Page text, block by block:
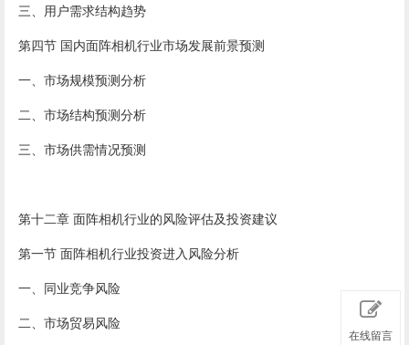
三、用户需求结构趋势
第四节 国内面阵相机行业市场发展前景预测
一、市场规模预测分析
二、市场结构预测分析
三、市场供需情况预测
第十二章 面阵相机行业的风险评估及投资建议
第一节 面阵相机行业投资进入风险分析
一、同业竞争风险
二、市场贸易风险
在线留言